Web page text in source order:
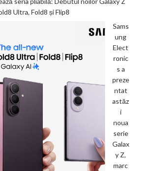
Ultra, Fold8 și Flip8
Sams
ung
Elect
ronic
s a
preze
ntat
astăz
i
noua
serie
Galax
y Z,
marc